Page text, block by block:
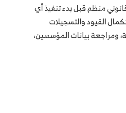
منظم قبل بدء تنفيذ أي
القيود والتسجيلات
ومراجعة بيانات المؤسسين،